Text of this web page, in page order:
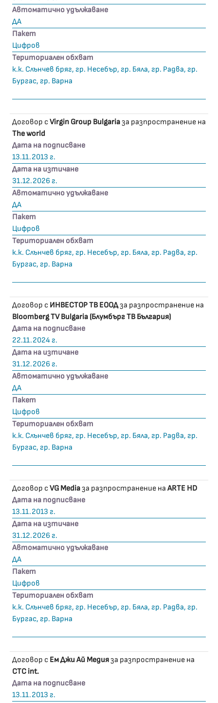
Автоматично удължаване
ДА
Пакет
Цифров
Териториален обхват
к.к. Слънчев бряг, гр. Несебър, гр. Бяла, гр. Радва, гр.
Бургас, гр. Варна
Договор сVirgin Group Bulgariaза разпространение на
The world
Дата на подписване
13.11.2013 г.
Дата на изтичане
31.12.2026 г.
Автоматично удължаване
ДА
Пакет
Цифров
Териториален обхват
к.к. Слънчев бряг, гр. Несебър, гр. Бяла, гр. Радва, гр.
Бургас, гр. Варна
Договор с ИНВЕСТОР ТВ ЕООДза разпространение на
Bloomberg TV Bulgaria (Блумбърг ТВ България)
Дата на подписване
22.11.2024 г.
Дата на изтичане
31.12.2026 г.
Автоматично удължаване
ДА
Пакет
Цифров
Териториален обхват
к.к. Слънчев бряг, гр. Несебър, гр. Бяла, гр. Радва, гр.
Бургас, гр. Варна
Договор сVG Mediaза разпространение на ARTE HD
Дата на подписване
13.11.2013 г.
Дата на изтичане
31.12.2026 г.
Автоматично удължаване
ДА
Пакет
Цифров
Териториален обхват
к.к. Слънчев бряг, гр. Несебър, гр. Бяла, гр. Радва, гр.
Бургас, гр. Варна
Договор с Ем Джи Ай Медияза разпространение на
CTC int.
Дата на подписване
13.11.2013 г.